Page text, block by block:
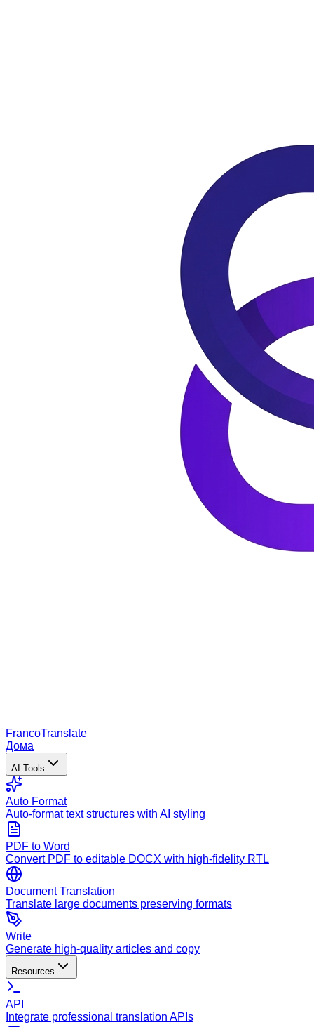
FrancoTranslate
Дома
AI Tools
Auto Format
Auto-format text structures with AI styling
PDF to Word
Convert PDF to editable DOCX with high-fidelity RTL
Document Translation
Translate large documents preserving formats
Write
Generate high-quality articles and copy
Resources
API
Integrate professional translation APIs